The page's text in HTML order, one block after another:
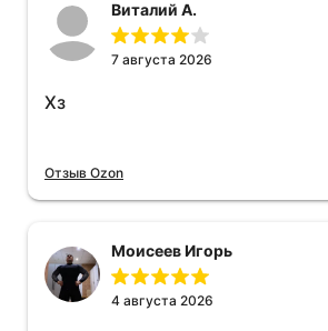
Виталий А.
7 августа 2026
Хз
Отзыв Ozon
Моисеев Игорь
4 августа 2026